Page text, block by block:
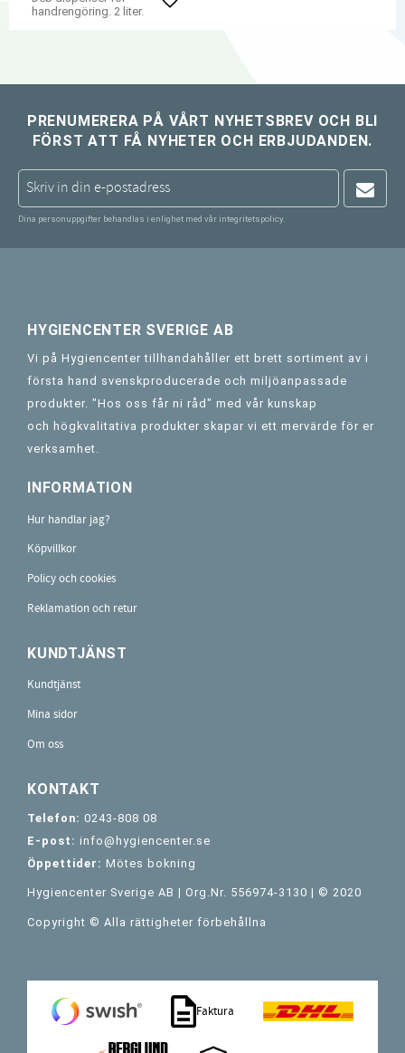
handrengöring. 2 liter.
Lägg till i favoriter
PRENUMERERA PÅ VÅRT NYHETSBREV OCH BLI
FÖRST ATT FÅ NYHETER OCH ERBJUDANDEN.
Dina personuppgifter behandlas i enlighet med vår integritetspolicy.
HYGIENCENTER SVERIGE AB
Vi på Hygiencenter tillhandahåller ett brett sortiment av i
första hand svenskproducerade och miljöanpassade
produkter. "Hos oss får ni råd" med vår kunskap
och högkvalitativa produkter skapar vi ett mervärde för er
verksamhet.
INFORMATION
Hur handlar jag?
Köpvillkor
Policy och cookies
Reklamation och retur
KUNDTJÄNST
Kundtjänst
Mina sidor
Om oss
KONTAKT
Telefon: 0243-808 08
E-post: info@hygiencenter.se
Öppettider: Mötes bokning
Hygiencenter Sverige AB | Org.Nr. 556974-3130 | © 2020
Copyright © Alla rättigheter förbehållna
Faktura